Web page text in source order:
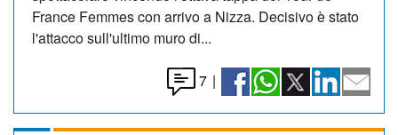
France Femmes con arrivo a Nizza. Decisivo è stato
l'attacco sull'ultimo muro di...
7 |